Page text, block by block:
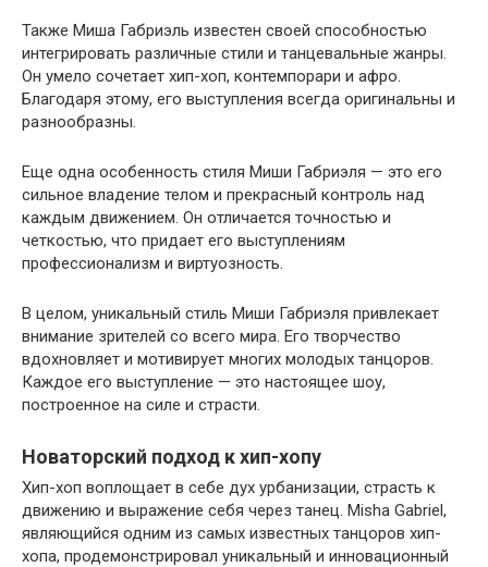
Также Миша Габриэль известен своей способностью
интегрировать различные стили и танцевальные жанры.
Он умело сочетает хип-хоп, контемпорари и афро.
Благодаря этому, его выступления всегда оригинальны и
разнообразны.
Еще одна особенность стиля Миши Габриэля — это его
сильное владение телом и прекрасный контроль над
каждым движением. Он отличается точностью и
четкостью, что придает его выступлениям
профессионализм и виртуозность.
В целом, уникальный стиль Миши Габриэля привлекает
внимание зрителей со всего мира. Его творчество
вдохновляет и мотивирует многих молодых танцоров.
Каждое его выступление — это настоящее шоу,
построенное на силе и страсти.
Новаторский подход к хип-хопу
Хип-хоп воплощает в себе дух урбанизации, страсть к
движению и выражение себя через танец. Misha Gabriel,
являющийся одним из самых известных танцоров хип-
хопа, продемонстрировал уникальный и инновационный